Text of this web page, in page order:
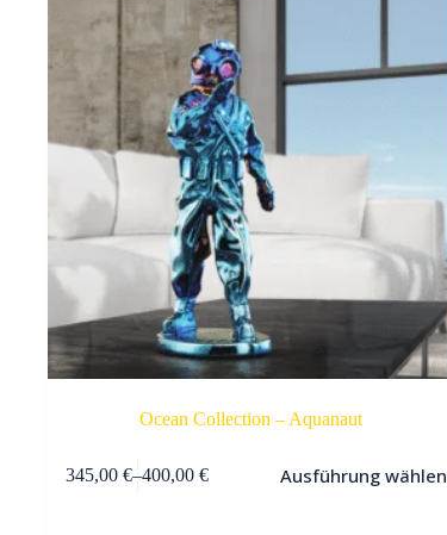
Ocean Collection – Aquanaut
345,00 €–400,00 € Ausführung wählen
Produkt